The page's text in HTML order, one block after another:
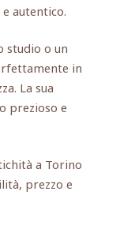
autentico.
studio o un
in
La sua
prezioso e
a Torino
prezzo e